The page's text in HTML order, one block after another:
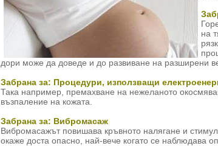
на
дори може да доведе и до развиване на разширени
Забрана за: Процедури, използващи
Така например, премахване на нежеланото
възпаление на кожата.
Забрана за: Вибромасаж
Вибромасажът повишава кръвното налягане и
окаже доста опасно, най-вече когато се наблюдава